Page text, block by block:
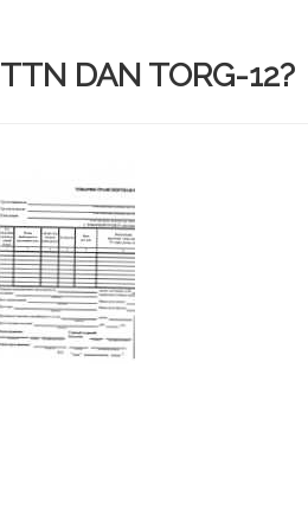
DAN TORG-12?